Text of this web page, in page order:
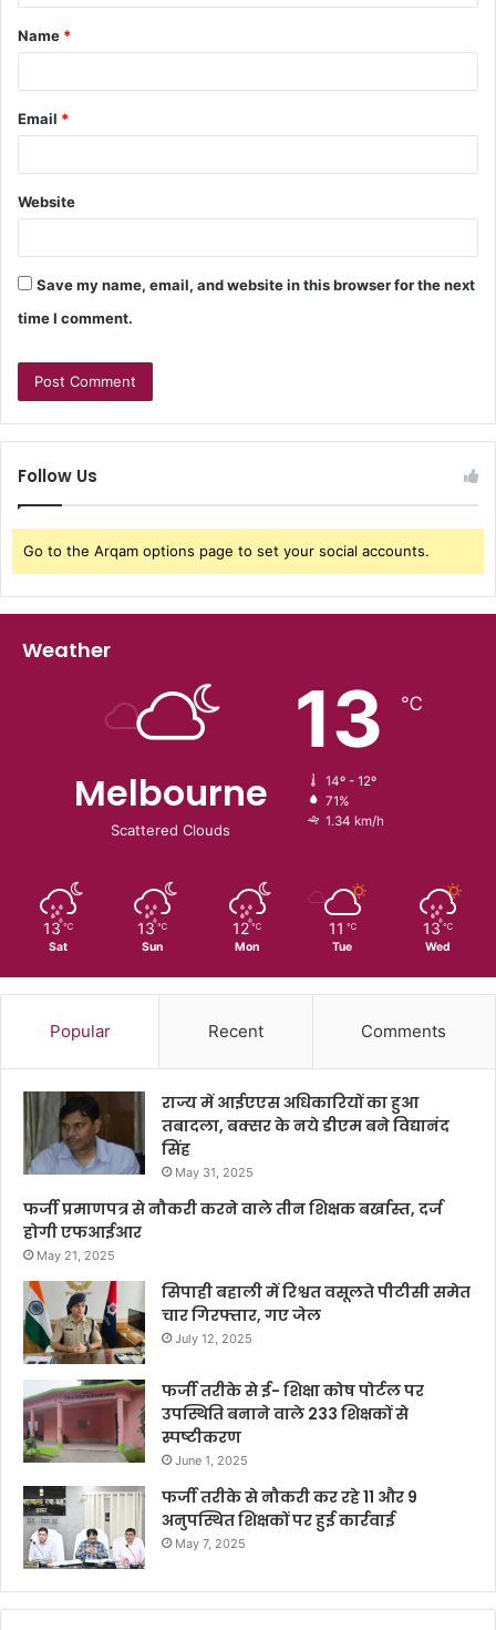
Name *
Email *
Website
Save my name, email, and website in this browser for the next
time I comment.
Follow Us
Go to the Arqam options page to set your social accounts.
Weather
Melbourne
Scattered Clouds
13 ℃
14º - 12º
71%
1.34 km/h
13 ℃
Sat
13 ℃
Sun
12 ℃
Mon
11 ℃
Tue
13 ℃
Wed
Popular Recent Comments
राज्य में आईएएस अधिकारियों का हुआ
तबादला, बक्सर के नये डीएम बने विद्यानंद
सिंह
May 31, 2025
फर्जी प्रमाणपत्र से नौकरी करने वाले तीन शिक्षक बर्खास्त, दर्ज
होगी एफआईआर
May 21, 2025
सिपाही बहाली में रिश्वत वसूलते पीटीसी समेत
चार गिरफ्तार, गए जेल
July 12, 2025
फर्जी तरीके से ई- शिक्षा कोष पोर्टल पर
उपस्थिति बनाने वाले 233 शिक्षकों से
स्पष्टीकरण
June 1, 2025
फर्जी तरीके से नौकरी कर रहे 11 और 9
अनुपस्थित शिक्षकों पर हुई कार्रवाई
May 7, 2025